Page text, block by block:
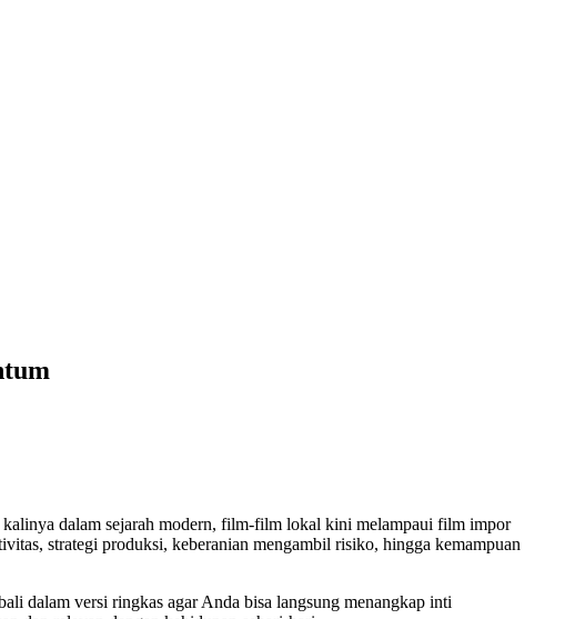
dalam sejarah modern, film-film lokal kini melampaui film impor
strategi produksi, keberanian mengambil risiko, hingga kemampuan
dalam versi ringkas agar Anda bisa langsung menangkap inti